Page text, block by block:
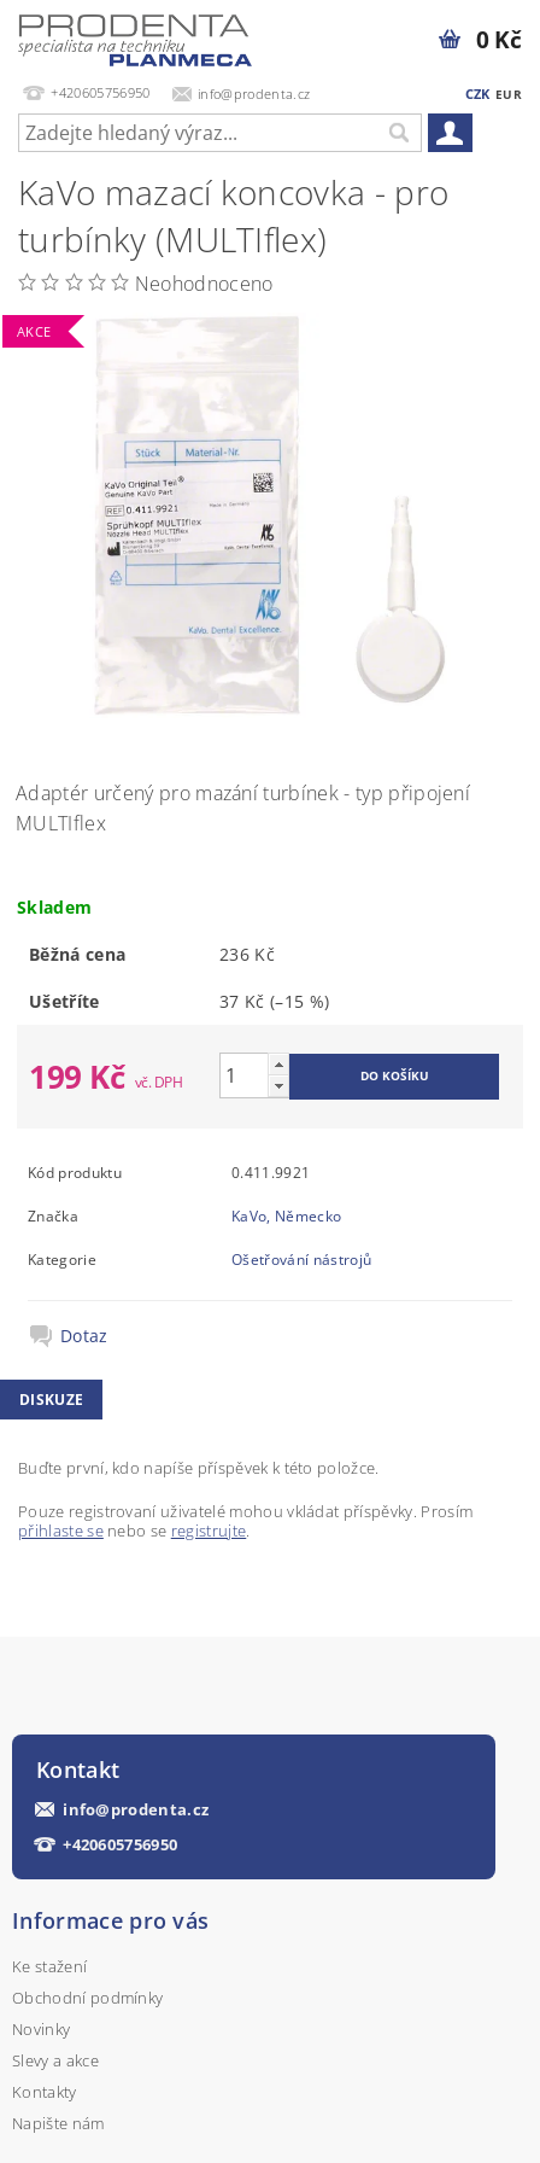
+420605756950 info@prodenta.cz CZK EUR
0 Kč
KaVo mazací koncovka - pro
turbínky (MULTIflex)
Neohodnoceno
AKCE
Adaptér určený pro mazání turbínek - typ připojení
MULTIflex
Skladem
Běžná cena 236 Kč
Ušetříte 37 Kč(–15 %)
199 Kč
Kód produktu 0.411.9921
Značka KaVo, Německo
Kategorie Ošetřování nástrojů
Dotaz
DISKUZE
Buďte první, kdo napíše příspěvek k této položce.
Pouze registrovaní uživatelé mohou vkládat příspěvky. Prosím
přihlaste senebo se registrujte.
Kontakt
info@prodenta.cz
+420605756950
Informace pro vás
Ke stažení
Obchodní podmínky
Novinky
Slevy a akce
Kontakty
Napište nám